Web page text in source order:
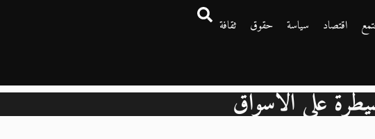
اقتصاد سياسة حقوق
ثقافة
على الأسواق